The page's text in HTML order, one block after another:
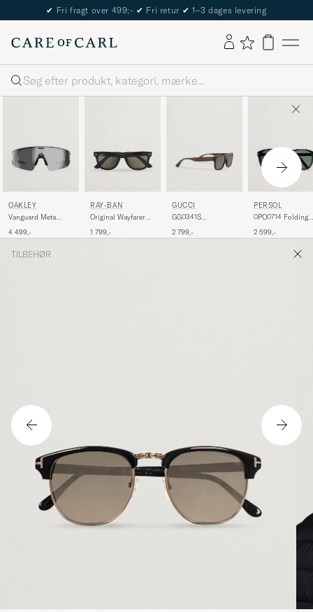
✔ Fri fragt over 499;- ✔ Fri retur ✔ 1–3 dages levering
Søg
OAKLEY
Vanguard Meta
Black
4 499,-
RAY-BAN
Original Wayfarer
Sunglasses
1 799,-
GUCCI
GG0341S
2 799,-
PERSOL
0PO0714 Folding
Black/Crystal
2 599,-
TILBEHØR